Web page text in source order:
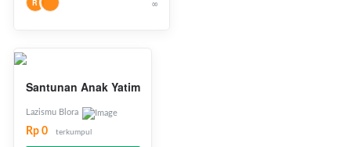
R ∞
Santunan Anak Yatim
Lazismu Blora
Rp 0 terkumpul